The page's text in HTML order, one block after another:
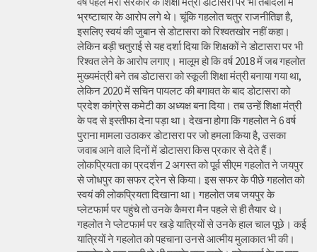
भ्रष्टाचार के आरोप लगे थे। चूंकि गहलोत चतुर राजनीतिज्ञ है,
इसलिए स्वयं की जुबान से डोटासरा को रिश्वतखोर नहीं कहा।
लेकिन बड़ी चतुराई से यह दर्शा दिया कि शिक्षकों ने डोटासरा पर भी
रिश्वत लेने के आरोप लगाए। मालूम हो कि वर्ष 2018 में जब गहलोत
मुख्यमंत्री बने तब डोटासरा को स्कूली शिक्षा मंत्री बनाया गया था,
लेकिन 2020 में सचिन पायलट की बगावत के बाद डोटासरा को
प्रदेश कांग्रेस कमेटी का अध्यक्ष बना दिया। तब उन्हें शिक्षा मंत्री
के पद से इस्तीफा देना पड़ा था। देखना होगा कि गहलोत ने 6 वर्ष
पुराना मामला उठाकर डोटासरा पर जो हमला किया है, उसका
जवाब आने वाले दिनों में डोटासरा किस प्रकार से देते हैं।
लोकप्रियता का प्रदर्शन 2 अगस्त को पूर्व सीएम गहलोत ने जयपुर
से जोधपुर का सफर ट्रेन से किया। इस सफर के पीछे गहलोत को
स्वयं की लोकप्रियता दिखाना था। गहलोत जब जयपुर के
प्लेटफार्म पर पहुंचे तो उनके कैमरा मैन पहले से ही तैयार थे।
गहलोत ने प्लेटफार्म पर खड़े यात्रियों से उनके हाल चाल पूछे। कई
यात्रियों ने गहलोत को पहचाना उनसे आत्मीय मुलाकात भी की।